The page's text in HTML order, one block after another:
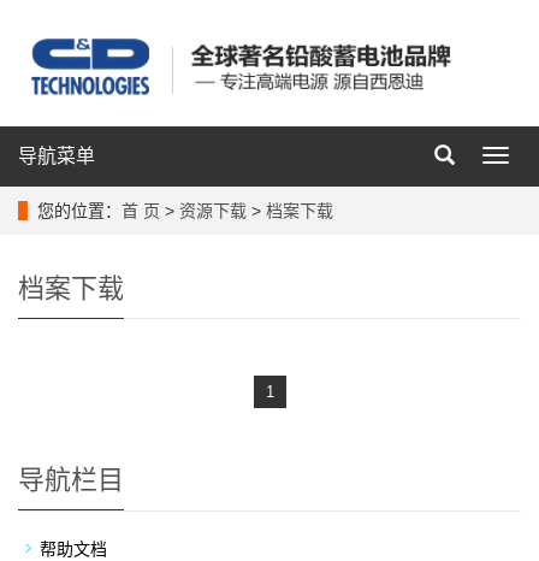
导
导航菜单
您的位置： 首 页 > 资源下载 > 档案下载
档案下载
1
导航栏目
帮助文档